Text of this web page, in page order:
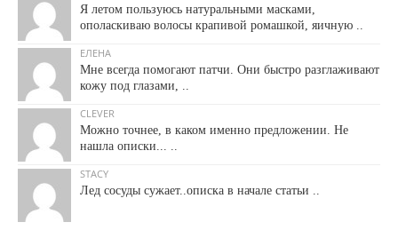
Я летом пользуюсь натуральными масками,
ополаскиваю волосы крапивой ромашкой, яичную ..
ЕЛЕНА
Мне всегда помогают патчи. Они быстро разглаживают
кожу под глазами, ..
CLEVER
Можно точнее, в каком именно предложении. Не
нашла описки... ..
STACY
Лед сосуды сужает..описка в начале статьи ..